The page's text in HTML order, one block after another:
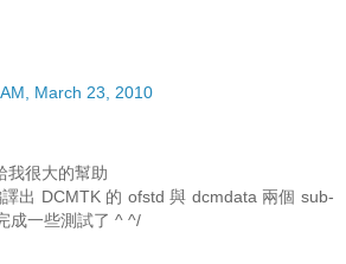
March 23, 2010
我很大的幫助
出 DCMTK 的 ofstd 與 dcmdata 兩個 sub-
成一些測試了 ^ ^/